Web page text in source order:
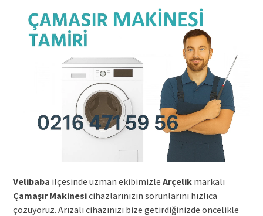
Velibaba ilçesinde uzman ekibimizle Arçelikmarkalı
Çamaşır Makinesicihazlarınızın sorunlarını hızlıca
çözüyoruz. Arızalı cihazınızı bize getirdiğinizde öncelikle